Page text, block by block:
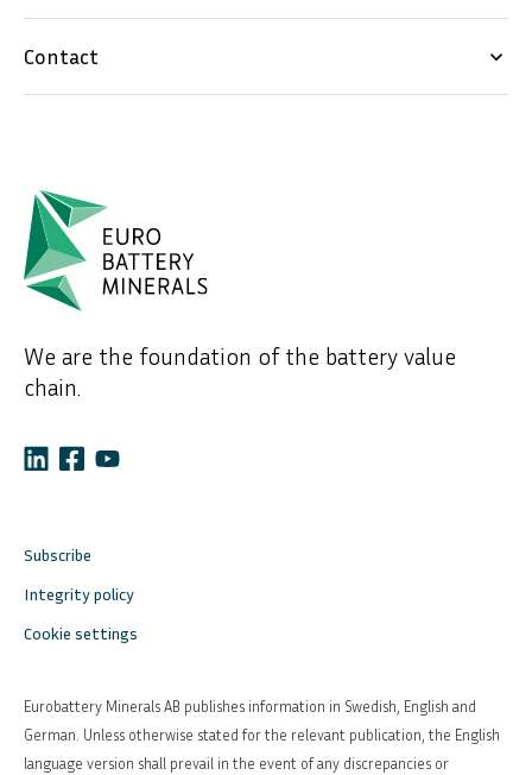
Contact keyboard_arrow_down
We are the foundation of the battery value
chain.
Subscribe
Integrity policy
Cookie settings
Eurobattery Minerals AB publishes information in Swedish, English and
German. Unless otherwise stated for the relevant publication, the English
language version shall prevail in the event of any discrepancies or